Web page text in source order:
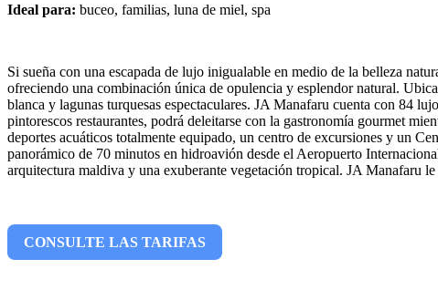
Ideal para: buceo, familias, luna de miel, spa
Si sueña con una escapada de lujo inigualable en medio de la belleza
ofreciendo una combinación única de opulencia y esplendor natural.
blanca y lagunas turquesas espectaculares. JA Manafaru cuenta con 84
pintorescos restaurantes, podrá deleitarse con la gastronomía gourmet
deportes acuáticos totalmente equipado, un centro de excursiones y un
panorámico de 70 minutos en hidroavión desde el Aeropuerto
arquitectura maldiva y una exuberante vegetación tropical. JA Manafaru
CONSULTE LAS TARIFAS